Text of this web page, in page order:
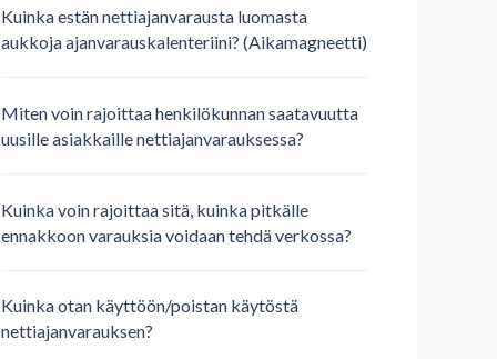
Kuinka estän nettiajanvarausta luomasta
aukkoja ajanvarauskalenteriini? (Aikamagneetti)
Miten voin rajoittaa henkilökunnan saatavuutta
uusille asiakkaille nettiajanvarauksessa?
Kuinka voin rajoittaa sitä, kuinka pitkälle
ennakkoon varauksia voidaan tehdä verkossa?
Kuinka otan käyttöön/poistan käytöstä
nettiajanvarauksen?